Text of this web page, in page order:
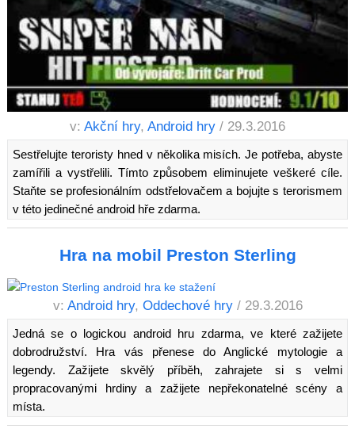
v: Akční hry, Android hry / 29.3.2016
Sestřelujte teroristy hned v několika misích. Je potřeba, abyste
zamířili a vystřelili. Tímto způsobem eliminujete veškeré cíle.
Staňte se profesionálním odstřelovačem a bojujte s terorismem
v této jedinečné android hře zdarma.
Hra na mobil Preston Sterling
v: Android hry, Oddechové hry / 29.3.2016
Jedná se o logickou android hru zdarma, ve které zažijete
dobrodružství. Hra vás přenese do Anglické mytologie a
legendy. Zažijete skvělý příběh, zahrajete si s velmi
propracovanými hrdiny a zažijete nepřekonatelné scény a
místa.